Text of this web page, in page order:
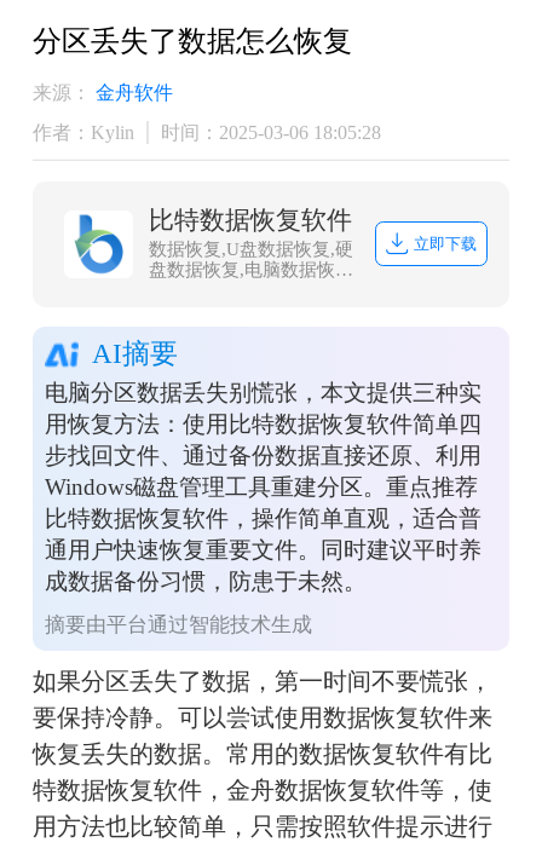
分区丢失了数据怎么恢复
来源：
金舟软件
作者：Kylin
时间：2025-03-06 18:05:28
比特数据恢复软件
数据恢复,U盘数据恢复,硬
盘数据恢复,电脑数据恢
据恢复,照片恢复,sd卡数
据恢复
立即下载
AI摘要
电脑分区数据丢失别慌张，本文提供三种实
用恢复方法：使用比特数据恢复软件简单四
步找回文件、通过备份数据直接还原、利用
Windows磁盘管理工具重建分区。重点推荐
比特数据恢复软件，操作简单直观，适合普
通用户快速恢复重要文件。同时建议平时养
成数据备份习惯，防患于未然。
摘要由平台通过智能技术生成
如果分区丢失了数据，第一时间不要慌张，
要保持冷静。可以尝试使用数据恢复软件来
恢复丢失的数据。常用的数据恢复软件有比
特数据恢复软件，金舟数据恢复软件等，使
用方法也比较简单，只需按照软件提示进行